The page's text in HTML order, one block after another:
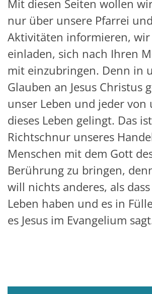
Mit diesen Seiten wollen
nur über unsere Pfarrei
Aktivitäten informieren, wir
einladen, sich nach Ihren
mit einzubringen. Denn in
Glauben an Jesus Christus
unser Leben und jeder von
dieses Leben gelingt. Das
Richtschnur unseres
Menschen mit dem Gott
Berührung zu bringen,
will nichts anderes, als
Leben haben und es in
es Jesus im Evangelium